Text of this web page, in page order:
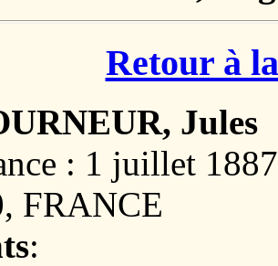
Retour à
Jules
: 1 juillet
FRANCE
: